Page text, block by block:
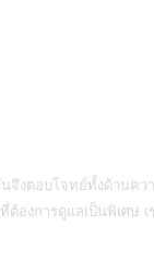
จึงตอบโจทย์ทั้งด้านคว
องการดูแลเป็นพิเศษ เ